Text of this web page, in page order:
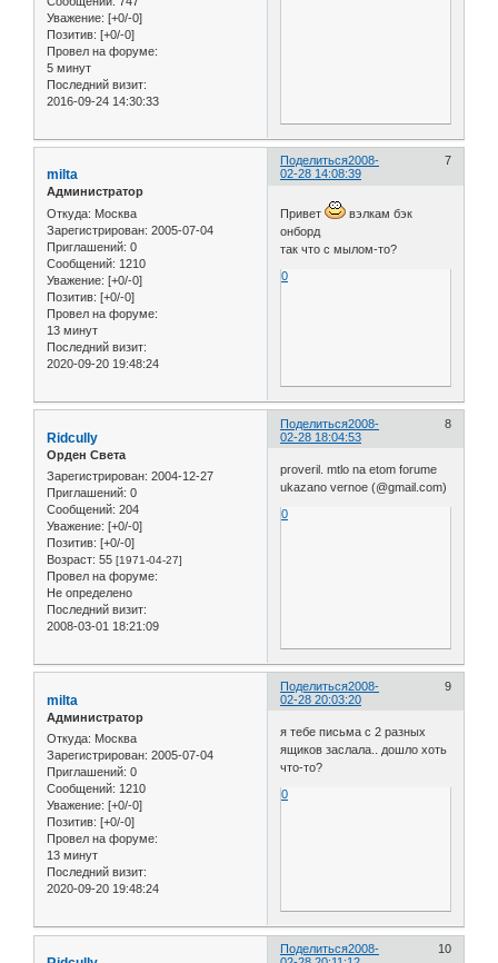
Уважение: [+0/-0]
Позитив: [+0/-0]
Провел на форуме:
5 минут
Последний визит:
2016-09-24 14:30:33
Поделиться 7
2008-
02-28 14:08:39
milta
Администратор
Откуда: Москва
Зарегистрирован: 2005-07-04
Приглашений: 0
Сообщений: 1210
Уважение: [+0/-0]
Позитив: [+0/-0]
Провел на форуме:
13 минут
Последний визит:
2020-09-20 19:48:24
Привет
вэлкам бэк
онборд
так что с мылом-то?
0
Поделиться 8
2008-
02-28 18:04:53
Ridcully
Орден Света
Зарегистрирован: 2004-12-27
Приглашений: 0
Сообщений: 204
Уважение: [+0/-0]
Позитив: [+0/-0]
Возраст: 55 [1971-04-27]
Провел на форуме:
Не определено
Последний визит:
2008-03-01 18:21:09
proveril. mtlo na etom forume
ukazano vernoe (@gmail.com)
0
Поделиться 9
2008-
02-28 20:03:20
milta
Администратор
Откуда: Москва
Зарегистрирован: 2005-07-04
Приглашений: 0
Сообщений: 1210
Уважение: [+0/-0]
Позитив: [+0/-0]
Провел на форуме:
13 минут
Последний визит:
2020-09-20 19:48:24
я тебе письма с 2 разных
ящиков заслала.. дошло хоть
что-то?
0
Поделиться 10
2008-